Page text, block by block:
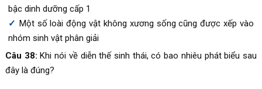
bậc dinh dưỡng cấp 1
Một số loài động vật không xương sống cũng được xếp vào
nhóm sinh vật phân giải
Câu 38: Khi nói về diễn thế sinh thái, có bao nhiêu phát biểu sau
đây là đúng?